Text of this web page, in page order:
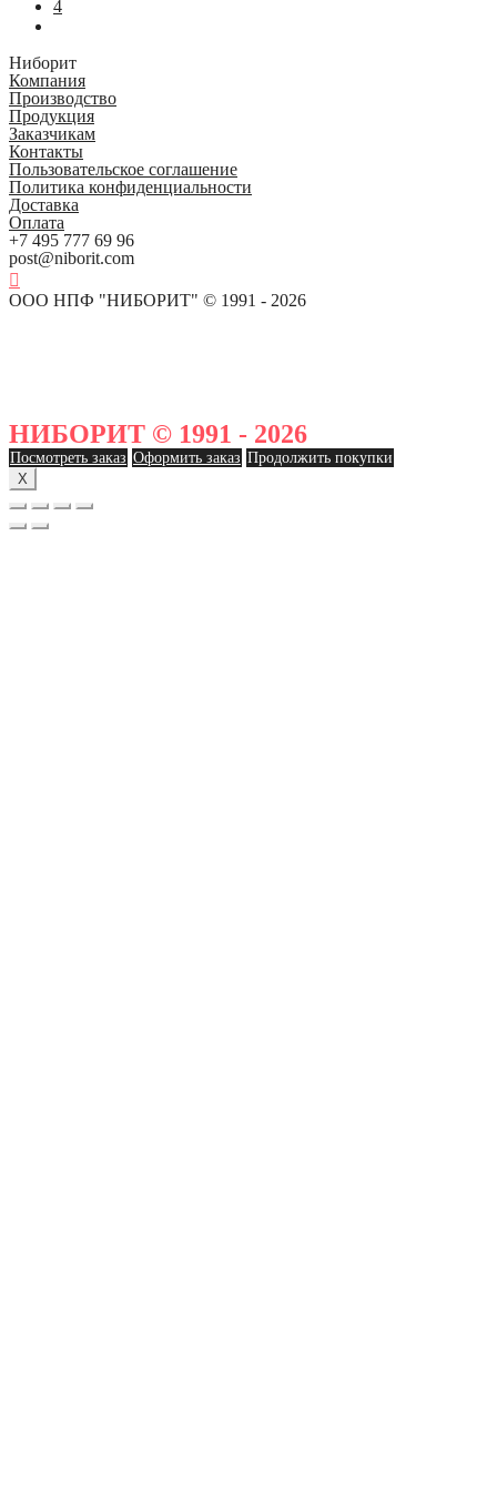
4
Ниборит
Компания
Производство
Продукция
Заказчикам
Контакты
Пользовательское соглашение
Политика конфиденциальности
Доставка
Оплата
+7 495 777 69 96
post@niborit.com
ООО НПФ "НИБОРИТ" © 1991 - 2026
НИБОРИТ © 1991 - 2026
Посмотреть заказ Оформить заказ Продолжить покупки
X